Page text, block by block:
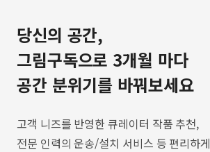
당신의 공간,
그림구독으로 3개월 마다
공간 분위기를 바꿔보세요
고객 니즈를 반영한 큐레이터 작품 추천,
전문 인력의 운송/설치 서비스 등 편리하게